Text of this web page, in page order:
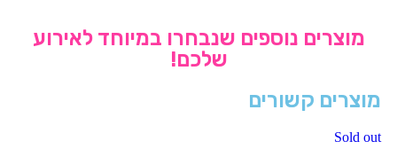
מוצרים נוספים שנבחרו במיוחד לאירוע
שלכם!
מוצרים קשורים
Sold out